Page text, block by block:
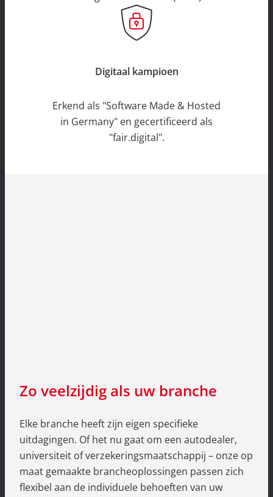
Digitaal kampioen
Erkend als "Software Made & Hosted
in Germany" en gecertificeerd als
"fair.digital".
Zo veelzijdig als uw branche
Elke branche heeft zijn eigen specifieke
uitdagingen. Of het nu gaat om een autodealer,
universiteit of verzekeringsmaatschappij – onze op
maat gemaakte brancheoplossingen passen zich
flexibel aan de individuele behoeften van uw